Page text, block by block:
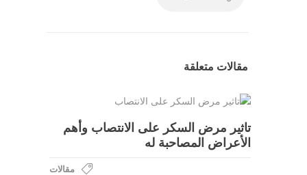
مقالات متعلقة
تاثير مرض السكر على الانتصاب وأهم
الأعراض المصاحبة له
مقالات